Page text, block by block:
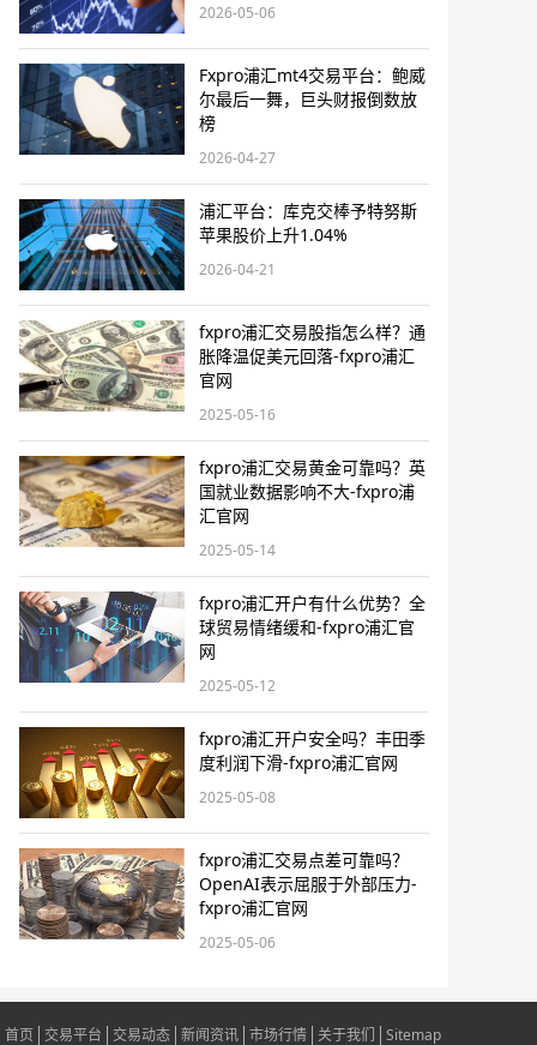
2026-05-06
Fxpro浦汇mt4交易平台：鲍威
尔最后一舞，巨头财报倒数放
榜
2026-04-27
浦汇平台：库克交棒予特努斯
苹果股价上升1.04%
2026-04-21
fxpro浦汇交易股指怎么样？通
胀降温促美元回落-fxpro浦汇
官网
2025-05-16
fxpro浦汇交易黄金可靠吗？英
国就业数据影响不大-fxpro浦
汇官网
2025-05-14
fxpro浦汇开户有什么优势？全
球贸易情绪缓和-fxpro浦汇官
网
2025-05-12
fxpro浦汇开户安全吗？丰田季
度利润下滑-fxpro浦汇官网
2025-05-08
fxpro浦汇交易点差可靠吗？
OpenAI表示屈服于外部压力-
fxpro浦汇官网
2025-05-06
首页 交易平台 交易动态 新闻资讯 市场行情 关于我们 Sitemap